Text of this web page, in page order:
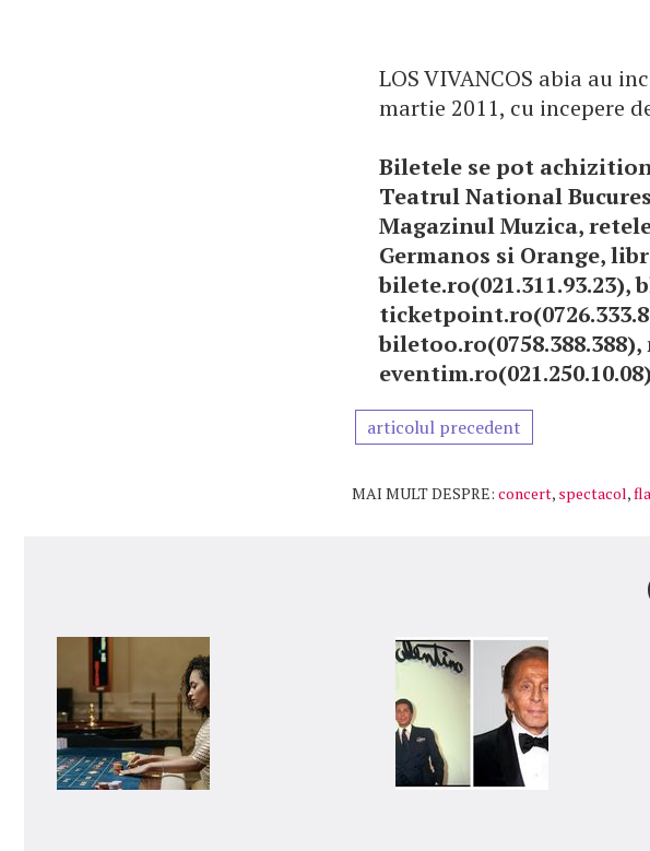
LOS VIVANCOS abia au
martie 2011, cu incepere
Biletele se pot
Teatrul National
Magazinul Muzica,
Germanos si Orange,
bilete.ro(021.311.93.23),
articolul precedent
MAI MULT DESPRE: concert, spectacol,